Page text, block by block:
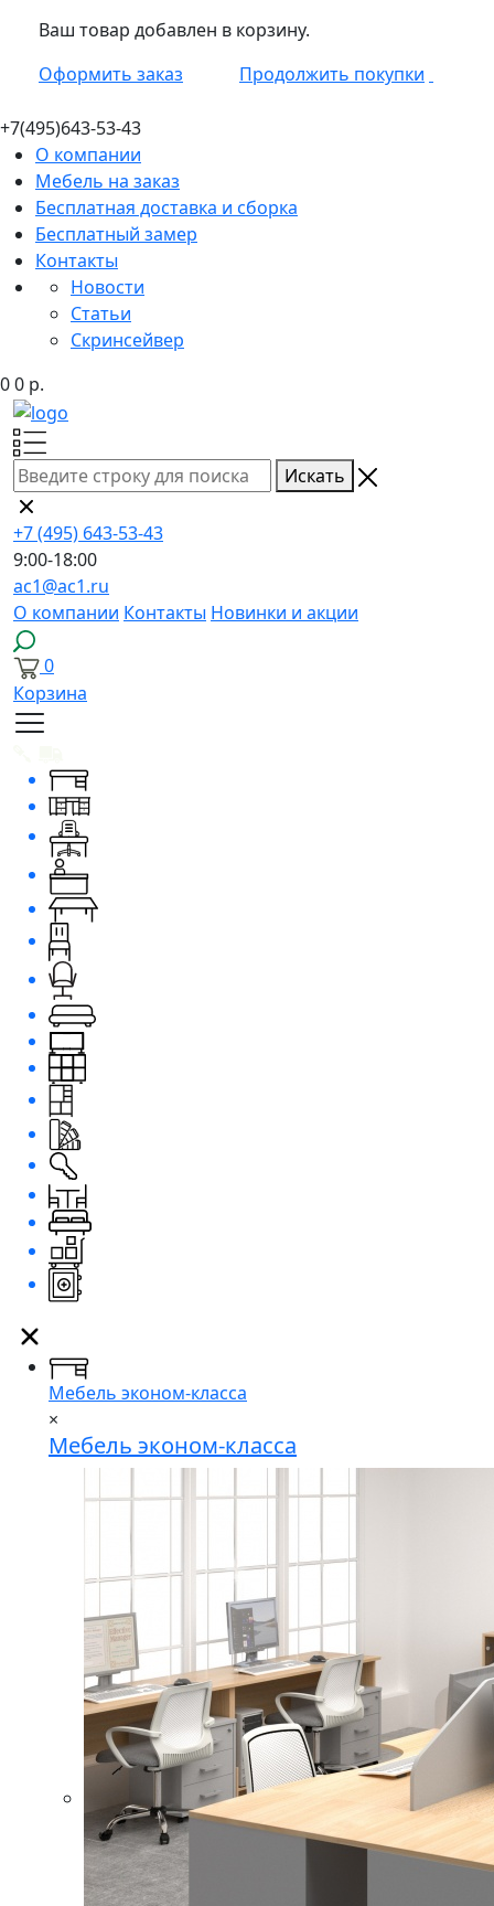
Ваш товар добавлен в корзину.
Оформить заказ
Продолжить покупки
+7(495)643-53-43
О компании
Мебель на заказ
Бесплатная доставка и сборка
Бесплатный замер
Контакты
Новости
Статьи
Скринсейвер
00 р.
Искать
+7 (495) 643-53-43
9:00-18:00
ac1@ac1.ru
О компании Контакты Новинки и акции
0
Корзина
Мебель эконом-класса
×
Мебель эконом-класса